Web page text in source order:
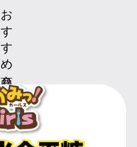
おすすめ商品